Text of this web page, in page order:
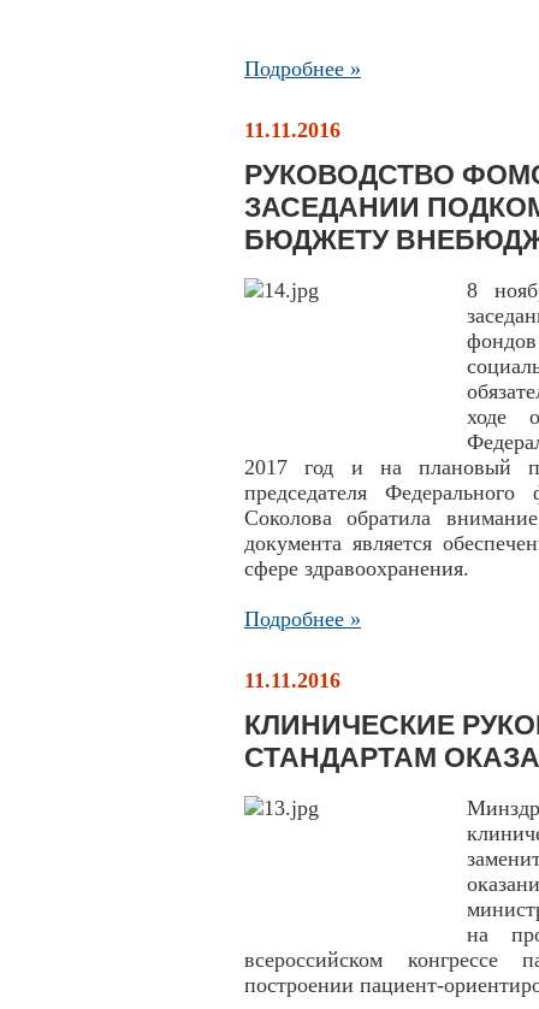
Подробнее »
11.11.2016
РУКОВОДСТВО
ЗАСЕДАНИИ
БЮДЖЕТУ
8
ходе
2017 год и на плановый
председателя
Соколова обратила
документа является
сфере здравоохранения.
Подробнее »
11.11.2016
КЛИНИЧЕСКИЕ
СТАНДАРТАМ
на
всероссийском
построении пациент-